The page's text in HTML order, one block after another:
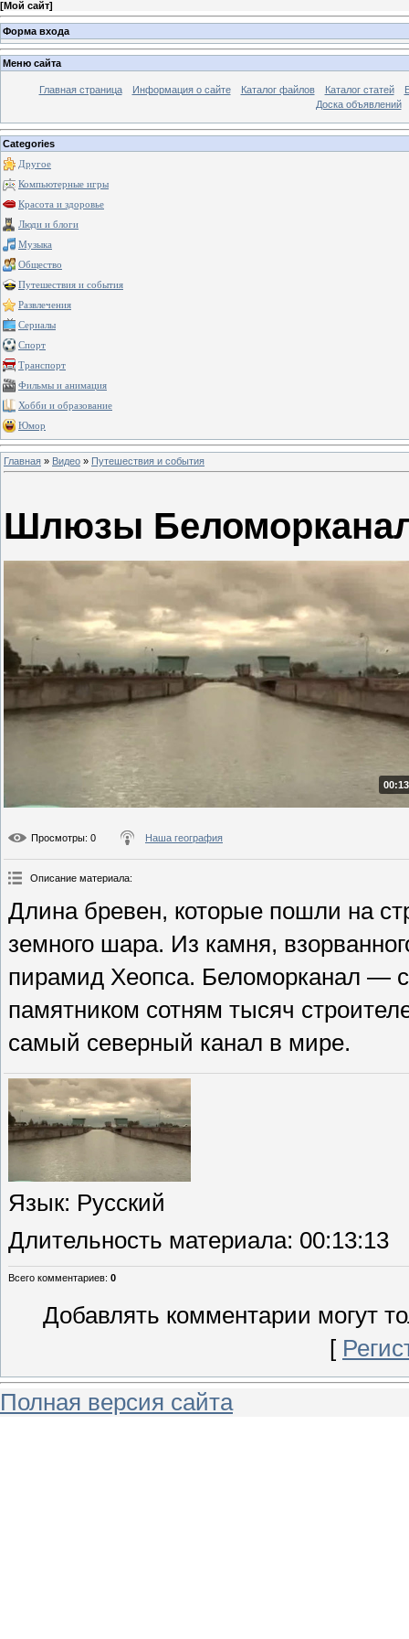
[Мой сайт]
Форма входа
Меню сайта
Главная страница Информация о сайте Каталог файлов Каталог статей
Доска объявлений
Categories
Другое
Компьютерные игры
Красота и здоровье
Люди и блоги
Музыка
Общество
Путешествия и события
Развлечения
Сериалы
Спорт
Транспорт
Фильмы и анимация
Хобби и образование
Юмор
Главная » Видео » Путешествия и события
Шлюзы
Просмотры: 0 Наша география
Описание материала:
Длина бревен, которые пошли на
земного шара. Из камня,
пирамид Хеопса. Беломорканал —
памятником сотням тысяч
самый северный канал в мире.
Язык: Русский
Длительность материала: 00:13:13
Всего комментариев: 0
Добавлять комментарии могут
[
Полная версия сайта